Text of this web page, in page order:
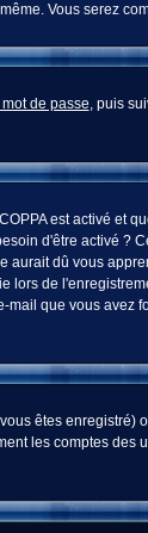
Vous serez
de passe, puis
est activé et
d'être activé ?
aurait dû vous
lors de
que vous avez
êtes enregistré)
les comptes des